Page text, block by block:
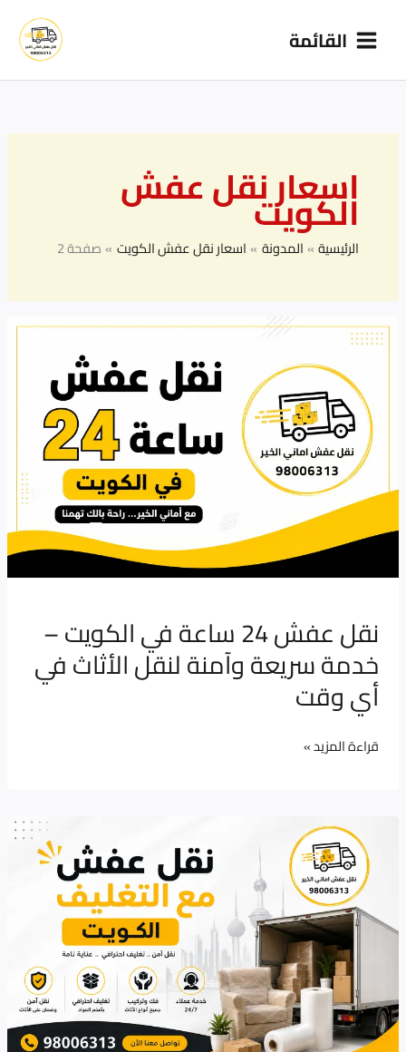
القائمة
اسعار نقل عفش
الكويت
الرئيسية المدونة اسعار نقل عفش الكويت صفحة 2
نقل عفش 24 ساعة في الكويت –
خدمة سريعة وآمنة لنقل الأثاث في
أي وقت
نقل
ساعة
في
الكويت
خدمة
سريعة
الأثاث
في
أي
وقت
قراءة المزيد »
عفش
مع
التغليف
الكويت
لماذا
يعتبر
التغليف